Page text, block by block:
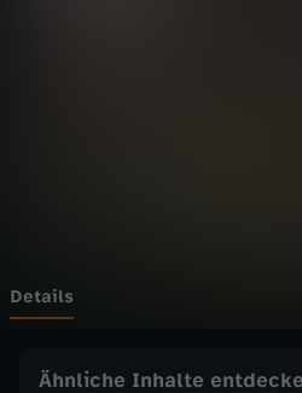
c
Details
Ähnliche Inhalte